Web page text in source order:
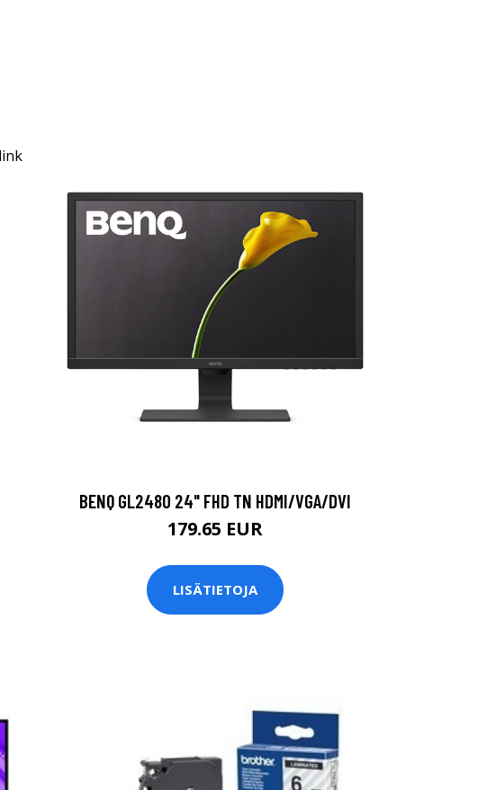
BENQ GL2480 24" FHD TN HDMI/VGA/DVI
179.65 EUR
LISÄTIETOJA